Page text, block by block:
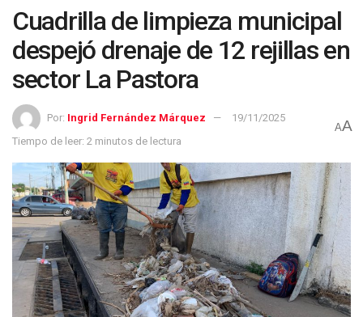
Cuadrilla de limpieza municipal
despejó drenaje de 12 rejillas en
sector La Pastora
Por: Ingrid Fernández Márquez
19/11/2025
Tiempo de leer: 2 minutos de lectura
AA